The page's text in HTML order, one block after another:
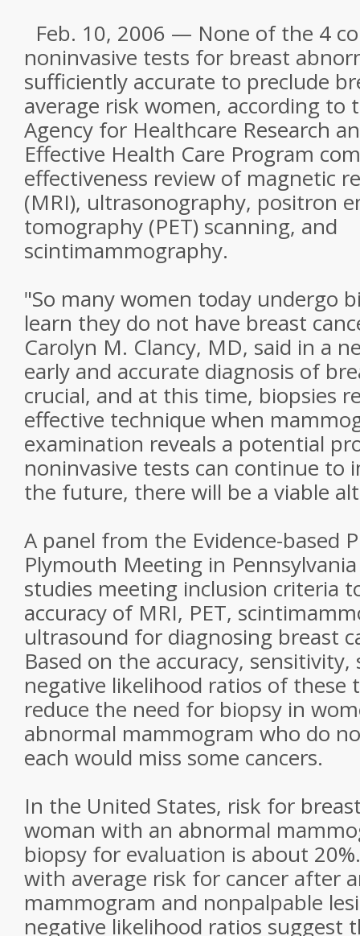
Feb. 10, 2006 — None of the 4
noninvasive tests for breast
sufficiently accurate to preclude
average risk women, according to
Agency for Healthcare Research
Effective Health Care Program
effectiveness review of magnetic
(MRI), ultrasonography, positron
tomography (PET) scanning, and
scintimammography.
"So many women today undergo
learn they do not have breast
Carolyn M. Clancy, MD, said in a
early and accurate diagnosis of
crucial, and at this time, biopsies
effective technique when
examination reveals a potential
noninvasive tests can continue to
the future, there will be a viable
A panel from the Evidence-based
Plymouth Meeting in
studies meeting inclusion criteria
accuracy of MRI, PET,
ultrasound for diagnosing breast
Based on the accuracy,
negative likelihood ratios of these
reduce the need for biopsy in
abnormal mammogram who do
each would miss some cancers.
In the United States, risk for
woman with an abnormal
biopsy for evaluation is about
with average risk for cancer after
mammogram and nonpalpable
negative likelihood ratios suggest